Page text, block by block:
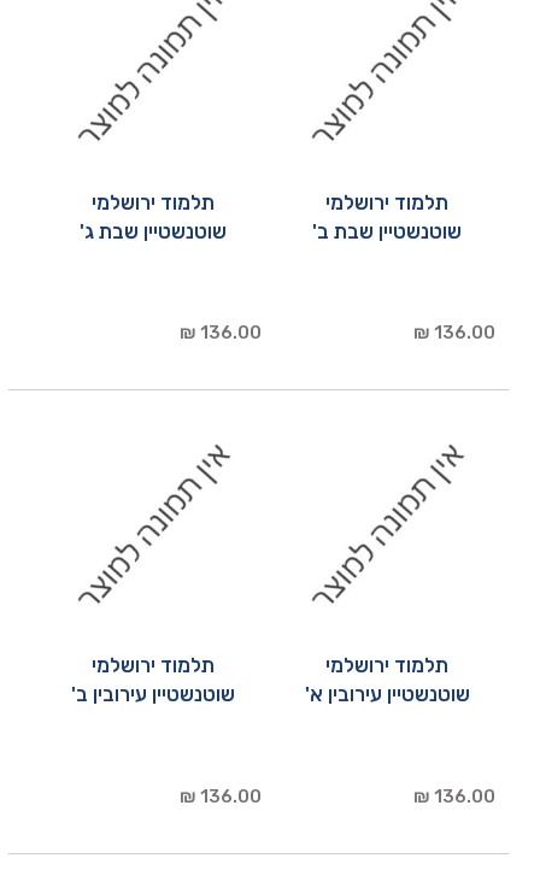
תלמוד ירושלמי
שוטנשטיין שבת ב'
136.00 ₪
תלמוד ירושלמי
שוטנשטיין שבת ג'
136.00 ₪
תלמוד ירושלמי
שוטנשטיין עירובין א'
136.00 ₪
תלמוד ירושלמי
שוטנשטיין עירובין ב'
136.00 ₪